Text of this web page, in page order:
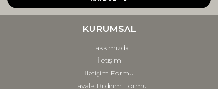
Ürün fiyatı diğer sitelerden daha pahalı.
KURUMSAL
Hakkımızda
İletişim
İletişim Formu
Havale Bildirim Formu